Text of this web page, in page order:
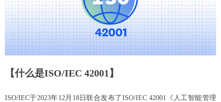
【什么是ISO/IEC 42001】
ISO/IEC于2023年12月18日联合发布了ISO/IEC 42001《人工智能管理